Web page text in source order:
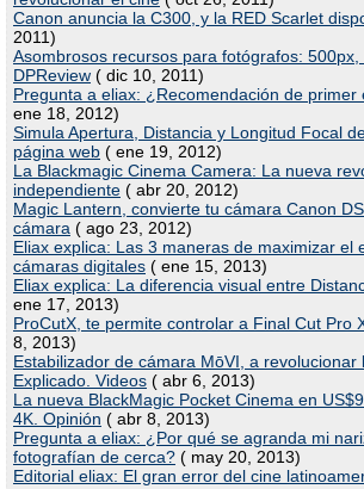
Canon anuncia la C300, y la RED Scarlet
2011)
Asombrosos recursos para fotógrafos: 500px,
DPReview ( dic 10, 2011)
Pregunta a eliax: ¿Recomendación de primer
ene 18, 2012)
Simula Apertura, Distancia y Longitud Focal
página web ( ene 19, 2012)
La Blackmagic Cinema Camera: La nueva
independiente ( abr 20, 2012)
Magic Lantern, convierte tu cámara Canon
cámara ( ago 23, 2012)
Eliax explica: Las 3 maneras de maximizar el
cámaras digitales ( ene 15, 2013)
Eliax explica: La diferencia visual entre
ene 17, 2013)
ProCutX, te permite controlar a Final Cut Pro
8, 2013)
Estabilizador de cámara MōVI, a revolucionar
Explicado. Videos ( abr 6, 2013)
La nueva BlackMagic Pocket Cinema en
4K. Opinión ( abr 8, 2013)
Pregunta a eliax: ¿Por qué se agranda mi
fotografían de cerca? ( may 20, 2013)
Editorial eliax: El gran error del cine